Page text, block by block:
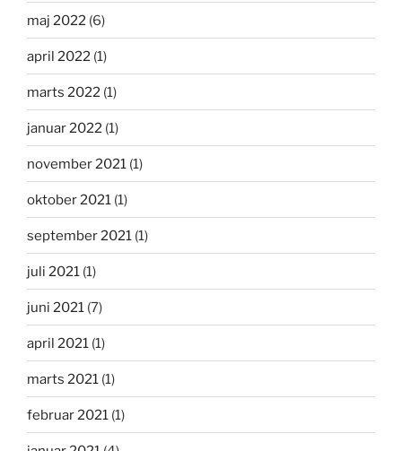
maj 2022 (6)
april 2022 (1)
marts 2022 (1)
januar 2022 (1)
november 2021 (1)
oktober 2021 (1)
september 2021 (1)
juli 2021 (1)
juni 2021 (7)
april 2021 (1)
marts 2021 (1)
februar 2021 (1)